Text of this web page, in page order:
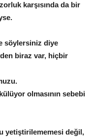
karşısında da bir
söylersiniz diye
biraz var, hiçbir
olmasının sebebi
yetiştirilememesi değil,